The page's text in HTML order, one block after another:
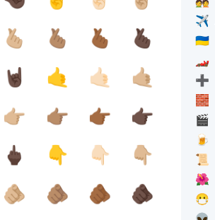
🫰🏼 🫰🏽 🫰🏾
🫰🏿
🤘🏿 🤙 🤙🏻
🤙🏼
👉🏼 👉🏽 👉🏾
👉🏿
🖕🏿 👇 👇🏻
👇🏼
🫵🏼 🫵🏽 🫵🏾
🫵🏿
✈️
🇺🇦
🏎️
➕
🧱
🎬
🍺
📜
🌺
😷